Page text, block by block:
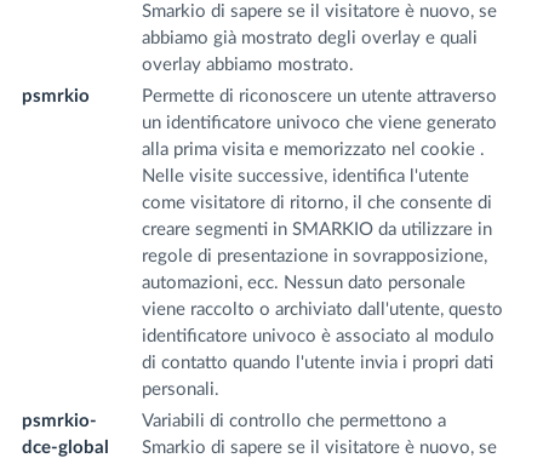
Smarkio di sapere se il visitatore è nuovo, se
abbiamo già mostrato degli overlay e quali
overlay abbiamo mostrato.
psmrkio
Permette di riconoscere un utente attraverso
un identificatore univoco che viene generato
alla prima visita e memorizzato nel cookie .
Nelle visite successive, identifica l'utente
come visitatore di ritorno, il che consente di
creare segmenti in SMARKIO da utilizzare in
regole di presentazione in sovrapposizione,
automazioni, ecc. Nessun dato personale
viene raccolto o archiviato dall'utente, questo
identificatore univoco è associato al modulo
di contatto quando l'utente invia i propri dati
personali.
psmrkio-
dce-global
Variabili di controllo che permettono a
Smarkio di sapere se il visitatore è nuovo, se